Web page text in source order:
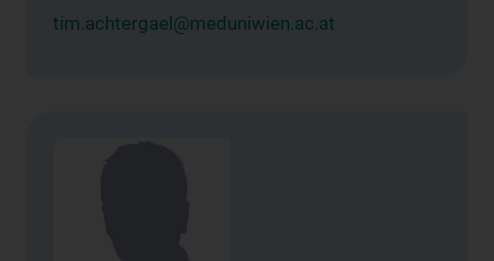
tim.achtergael@meduniwien.ac.at